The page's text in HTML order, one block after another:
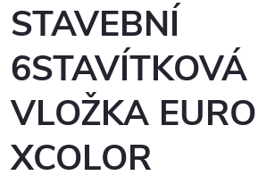
STAVEBNÍ
6STAVÍTKOVÁ
VLOŽKA EURO
XCOLOR